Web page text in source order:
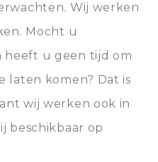
Wij werken
Mocht u
heeft u geen tijd om
laten komen? Dat is
wij werken ook in
beschikbaar op